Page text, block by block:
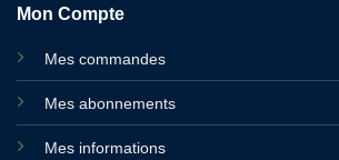
Mon Compte
Mes commandes
Mes abonnements
Mes informations